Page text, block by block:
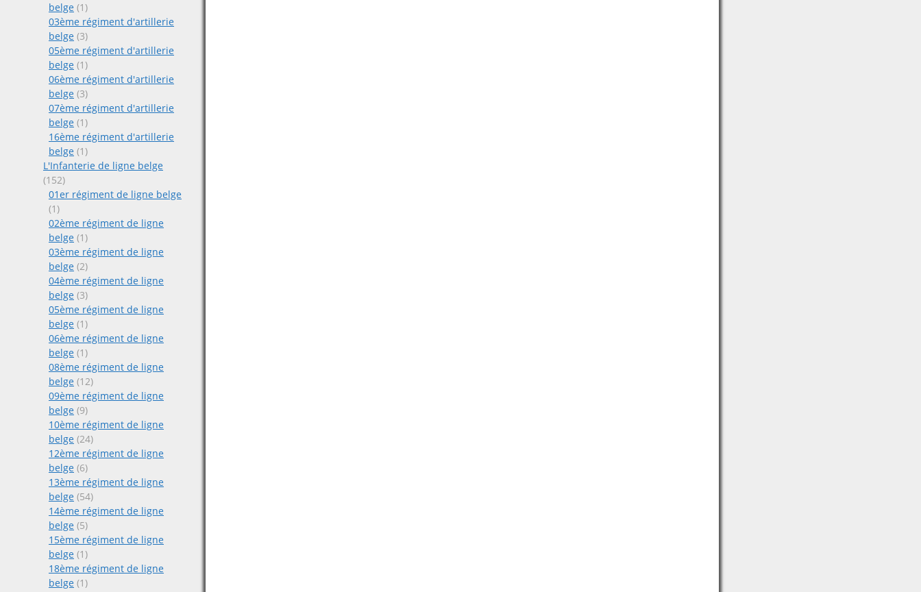
belge (1)
03ème régiment d'artillerie
belge (3)
05ème régiment d'artillerie
belge (1)
06ème régiment d'artillerie
belge (3)
07ème régiment d'artillerie
belge (1)
16ème régiment d'artillerie
belge (1)
L'Infanterie de ligne belge
(152)
01er régiment de ligne belge
(1)
02ème régiment de ligne
belge (1)
03ème régiment de ligne
belge (2)
04ème régiment de ligne
belge (3)
05ème régiment de ligne
belge (1)
06ème régiment de ligne
belge (1)
08ème régiment de ligne
belge (12)
09ème régiment de ligne
belge (9)
10ème régiment de ligne
belge (24)
12ème régiment de ligne
belge (6)
13ème régiment de ligne
belge (54)
14ème régiment de ligne
belge (5)
15ème régiment de ligne
belge (1)
18ème régiment de ligne
belge (1)